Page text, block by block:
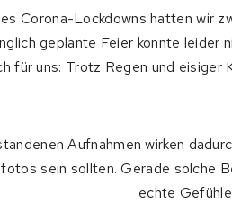
Corona-Lockdowns hatten wir
geplante Feier konnte
für uns: Trotz Regen und
Aufnahmen wirken
sein sollten. Gerade solche
echte